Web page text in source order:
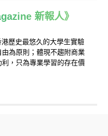
新報人》
歷史最悠久的大學生實驗
為原則；體現不趨附商業
，只為專業學習的存在價